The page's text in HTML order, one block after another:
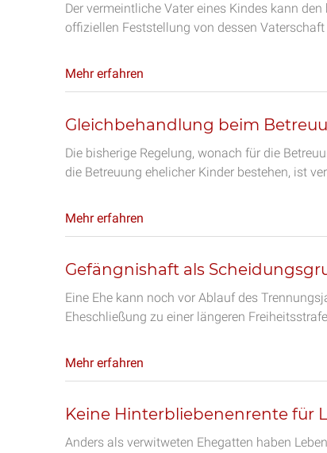
Der vermeintliche Vater eines Kindes kann
offiziellen Feststellung von dessen
Mehr erfahren
Gleichbehandlung beim
Die bisherige Regelung, wonach für die
die Betreuung ehelicher Kinder bestehen, ist
Mehr erfahren
Gefängnishaft als
Eine Ehe kann noch vor Ablauf des
Eheschließung zu einer längeren
Mehr erfahren
Keine Hinterbliebenenrente für
Anders als verwitweten Ehegatten haben